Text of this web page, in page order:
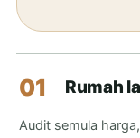
01 Rumah
Audit semula